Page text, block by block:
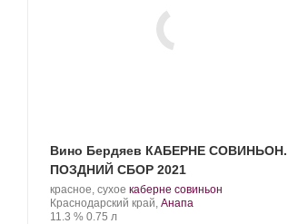
Вино Бердяев КАБЕРНЕ СОВИНЬОН.
ПОЗДНИЙ СБОР 2021
Производитель:
Бердяев.
красное, сухое .
Сорт
каберне совиньон
Регион:
Краснодарский край, Анапа
Крепость
11.3 %. Объем
0.75 л